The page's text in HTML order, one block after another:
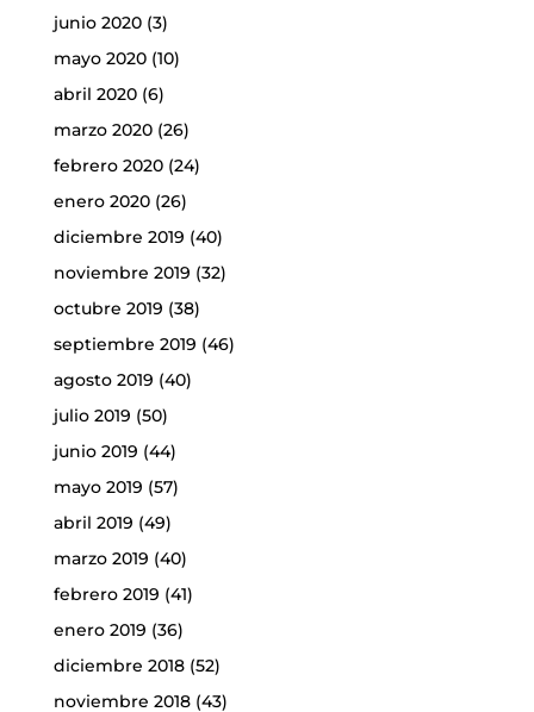
junio 2020(3)
mayo 2020(10)
abril 2020(6)
marzo 2020(26)
febrero 2020(24)
enero 2020(26)
diciembre 2019 (40)
noviembre 2019 (32)
octubre 2019 (38)
septiembre 2019 (46)
agosto 2019 (40)
julio 2019 (50)
junio 2019 (44)
mayo 2019 (57)
abril 2019 (49)
marzo 2019 (40)
febrero 2019 (41)
enero 2019 (36)
diciembre 2018(52)
noviembre 2018(43)